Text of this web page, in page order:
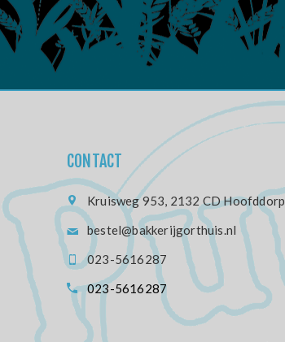
CONTACT
Kruisweg 953, 2132 CD Hoofddorp
bestel@bakkerijgorthuis.nl
023-5616287
023-5616287